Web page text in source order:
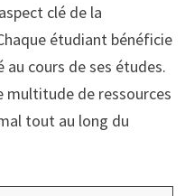
clé de la
étudiant bénéficie
au cours de ses études.
multitude de ressources
tout au long du